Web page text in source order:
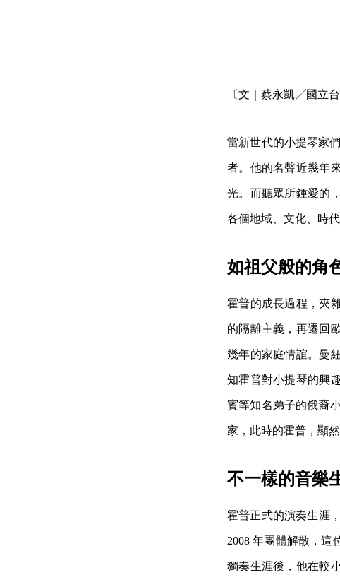
〔文｜蔡永凱╱國立
當新世代的小提琴家
者。他的名聲近幾年
光。而聽眾所鍾愛的
各個地域、文化、時
如祖父般的角
霍普的成長過程，夾
的隔離主義，再遷回
幾年的家庭情誼。曼
知霍普對小提琴的興
賓等知名弟子的俄裔
家，此時的霍普，顯
不一樣的音樂
霍普正式的演奏生涯
2008 年團體解散，這
獨奏生涯後，他在較